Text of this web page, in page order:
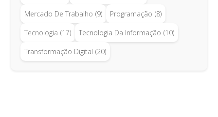
Mercado De Trabalho (9) Programação (8)
Tecnologia (17) Tecnologia Da Informação (10)
Transformação Digital (20)